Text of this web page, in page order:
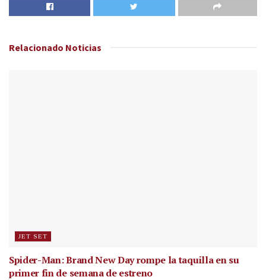
Relacionado Noticias
JET SET
Spider-Man: Brand New Day rompe la taquilla en su
primer fin de semana de estreno